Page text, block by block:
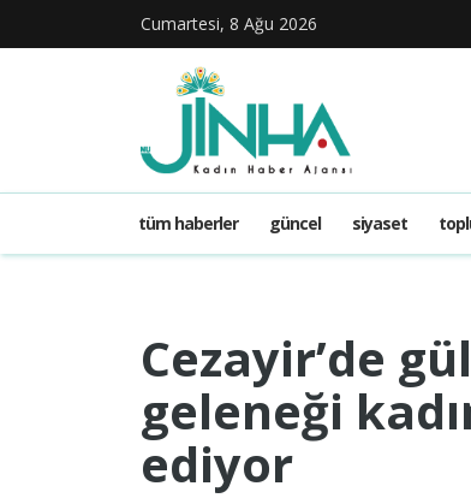
Cumartesi, 8 Ağu 2026
tüm haberler güncel siyaset
Cezayir’de
geleneği
ediyor